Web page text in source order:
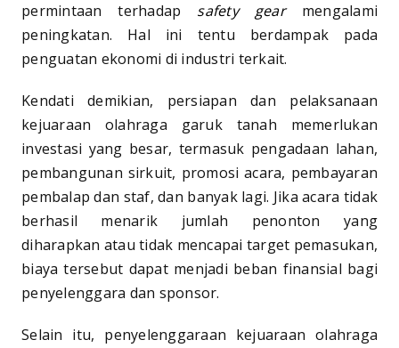
permintaan terhadap safety gearmengalami
peningkatan. Hal ini tentu berdampak pada
penguatan ekonomi di industri terkait.
Kendati demikian, persiapan dan pelaksanaan
kejuaraan olahraga garuk tanah memerlukan
investasi yang besar, termasuk pengadaan lahan,
pembangunan sirkuit, promosi acara, pembayaran
pembalap dan staf, dan banyak lagi. Jika acara tidak
berhasil menarik jumlah penonton yang
diharapkan atau tidak mencapai target pemasukan,
biaya tersebut dapat menjadi beban finansial bagi
penyelenggara dan sponsor.
Selain itu, penyelenggaraan kejuaraan olahraga